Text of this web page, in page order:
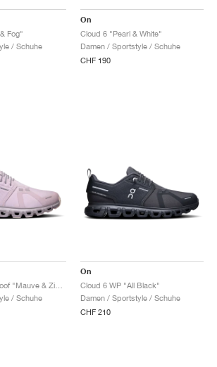
Fog"
/ Schuhe
On
Cloud 6 "Pearl & White"
Damen / Sportstyle / Schuhe
CHF 190
Cloud 6 Waterproof "Mauve & Zinc"
/ Schuhe
On
Cloud 6 WP "All Black"
Damen / Sportstyle / Schuhe
CHF 210